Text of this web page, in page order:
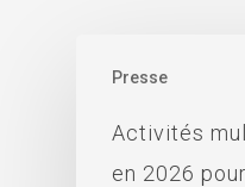
Presse
Activités
en 2026